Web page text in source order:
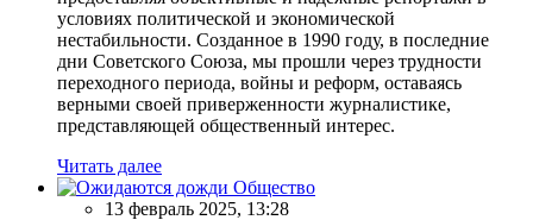
условиях политической и экономической
нестабильности. Созданное в 1990 году, в последние
дни Советского Союза, мы прошли через трудности
переходного периода, войны и реформ, оставаясь
верными своей приверженности журналистике,
представляющей общественный интерес.
Читать далее
Общество
13 февраль 2025, 13:28